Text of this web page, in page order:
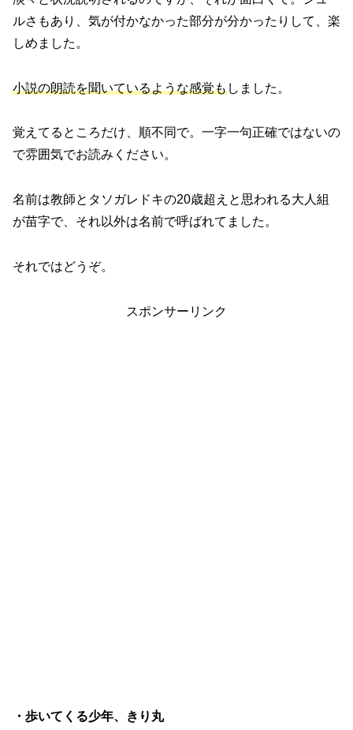
ルさもあり、気が付かなかった部分が分かったりして、楽
しめました。
小説の朗読を聞いているような感覚もしました。
覚えてるところだけ、順不同で。一字一句正確ではないの
で雰囲気でお読みください。
名前は教師とタソガレドキの20歳超えと思われる大人組
が苗字で、それ以外は名前で呼ばれてました。
それではどうぞ。
スポンサーリンク
・歩いてくる少年、きり丸